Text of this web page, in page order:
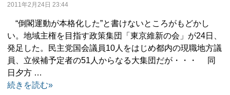
2011年2月24日 23:44
“倒閣運動が本格化した”と書けないところがもどかし
い。地域主権を目指す政策集団「東京維新の会」が24日、
発足した。民主党国会議員10人をはじめ都内の現職地方議
員、立候補予定者の51人からなる大集団だが・・・ 同
日夕方 …
続きを読む»